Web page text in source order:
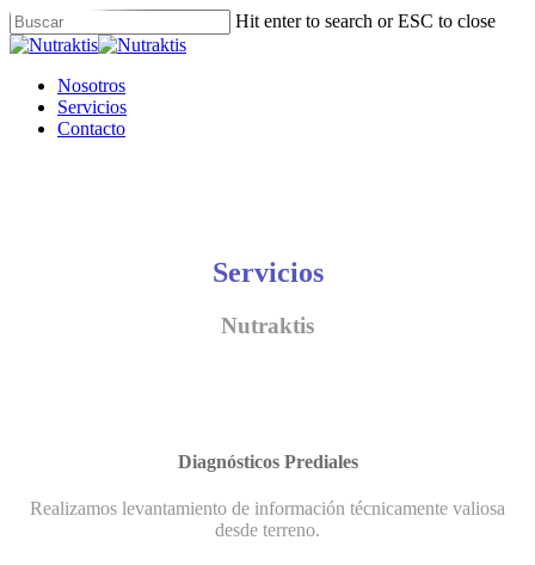
Skip
to
content
Hit enter to search or ESC to close
Close
Menu
Nosotros
Servicios
Contacto
Servicios
Nutraktis
Diagnósticos Prediales
Realizamos levantamiento de información técnicamente valiosa
desde terreno.